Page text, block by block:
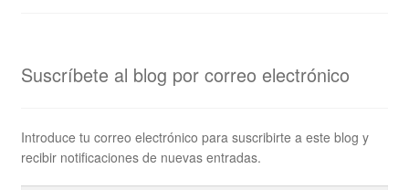
Suscríbete al blog por correo electrónico
Introduce tu correo electrónico para suscribirte a este blog y
recibir notificaciones de nuevas entradas.